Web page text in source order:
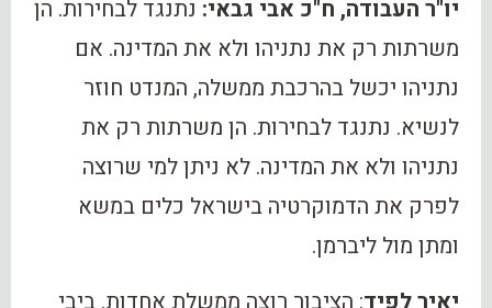
יו"ר העבודה, ח"כ אבי גבאי: נתנגד לבחירות. הן
משרתות רק את נתניהו ולא את המדינה. ‏אם
נתניהו יכשל בהרכבת ממשלה, המנדט חוזר
לנשיא. נתנגד לבחירות. הן משרתות רק את
נתניהו ולא את המדינה. לא ניתן למי שרוצה
לפרק את הדמוקרטיה בישראל כלים במשא
ומתן מול ליברמן.